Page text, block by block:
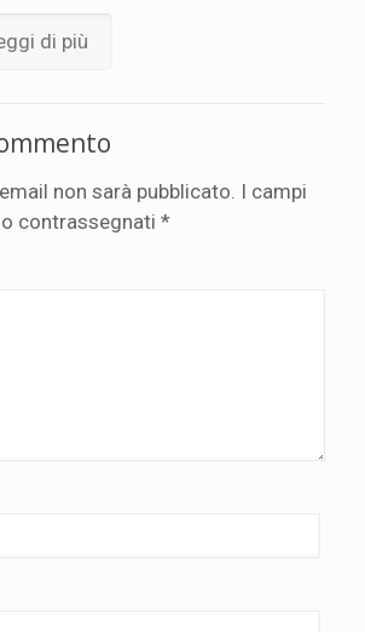
di più
non sarà pubblicato. I campi
contrassegnati *